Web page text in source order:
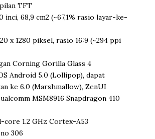
TFT
inci, 68,9 cm2 (~67,1% rasio layar-ke-
x 1280 piksel, rasio 16:9 (~294 ppi
Corning Gorilla Glass 4
Android 5.0 (Lollipop), dapat
ke 6.0 (Marshmallow), ZenUI
MSM8916 Snapdragon 410
core 1.2 GHz Cortex-A53
306